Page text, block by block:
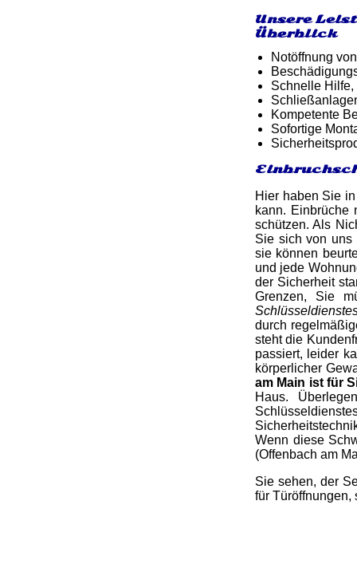
Unsere
Überblick
Notöffnung
Schnelle Hilfe,
Kompetente
Sofortige
Hier haben Sie
kann. Einbrüche
schützen. Als
Sie sich von
sie können
und jede
der Sicherheit
Grenzen, Sie
durch
steht die
passiert, leider
körperlicher
am Main ist für
Haus.
Wenn diese
(Offenbach am
Sie sehen, der
für Türöffnungen,